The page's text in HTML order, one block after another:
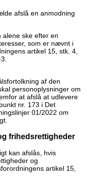
afslå en anmodning
alene ske efter en
som er nævnt i
artikel 15, stk. 4,
af den
personoplysninger om
at afslå at udlevere
nr. 173 i Det
01/2022 om
frihedsrettigheder
kan afslås, hvis
og
artikel 15,